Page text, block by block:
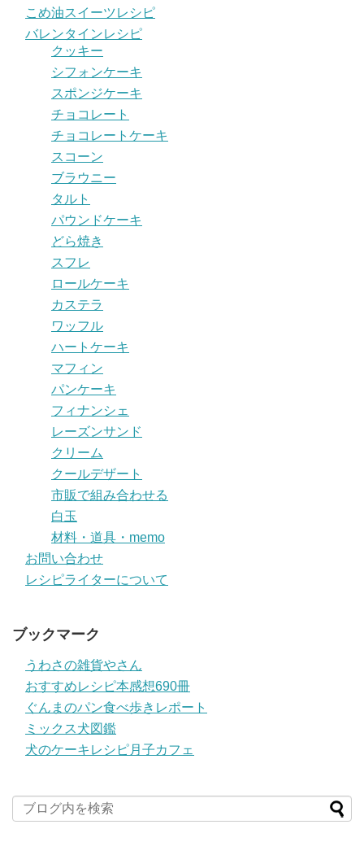
こめ油スイーツレシピ
バレンタインレシピ
クッキー
シフォンケーキ
スポンジケーキ
チョコレート
チョコレートケーキ
スコーン
ブラウニー
タルト
パウンドケーキ
どら焼き
スフレ
ロールケーキ
カステラ
ワッフル
ハートケーキ
マフィン
パンケーキ
フィナンシェ
レーズンサンド
クリーム
クールデザート
市販で組み合わせる
白玉
材料・道具・memo
お問い合わせ
レシピライターについて
ブックマーク
うわさの雑貨やさん
おすすめレシピ本感想690冊
ぐんまのパン食べ歩きレポート
ミックス犬図鑑
犬のケーキレシピ月子カフェ